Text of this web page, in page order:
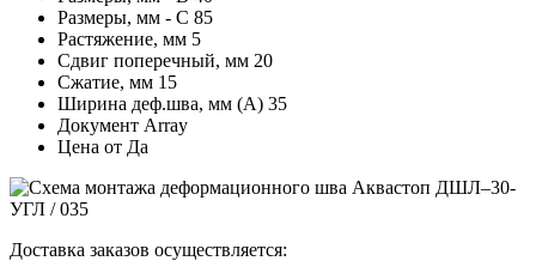
Размеры, мм - С 85
Растяжение, мм 5
Сдвиг поперечный, мм 20
Сжатие, мм 15
Ширина деф.шва, мм (А) 35
Документ Array
Цена от Да
Доставка заказов осуществляется: